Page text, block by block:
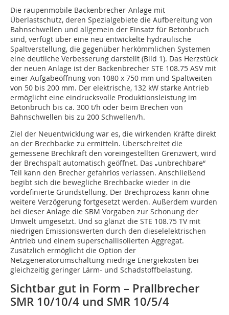
Die raupenmobile Backenbrecher-Anlage mit
Überlastschutz, deren Spezialgebiete die Aufbereitung von
Bahnschwellen und allgemein der Einsatz für Betonbruch
sind, verfügt über eine neu entwickelte hydraulische
Spaltverstellung, die gegenüber herkömmlichen Systemen
eine deutliche Verbesserung darstellt (Bild 1). Das Herzstück
der neuen Anlage ist der Backenbrecher STE 108.75 ASV mit
einer Aufgabeöffnung von 1080 x 750 mm und Spaltweiten
von 50 bis 200 mm. Der elektrische, 132 kW starke Antrieb
ermöglicht eine eindrucksvolle Produktionsleistung im
Betonbruch bis ca. 300 t/h oder beim Brechen von
Bahnschwellen bis zu 200 Schwellen/h.
Ziel der Neuentwicklung war es, die wirkenden Kräfte direkt
an der Brechbacke zu ermitteln. Überschreitet die
gemessene Brechkraft den voreingestellten Grenzwert, wird
der Brechspalt automatisch geöffnet. Das „unbrechbare“
Teil kann den Brecher gefahrlos verlassen. Anschließend
begibt sich die bewegliche Brechbacke wieder in die
vordefinierte Grundstellung. Der Brechprozess kann ohne
weitere Verzögerung fortgesetzt werden. Außerdem wurden
bei dieser Anlage die SBM Vorgaben zur Schonung der
Umwelt umgesetzt. Und so glänzt die STE 108.75 TV mit
niedrigen Emissionswerten durch den dieselelektrischen
Antrieb und einem superschallisolierten Aggregat.
Zusätzlich ermöglicht die Option der
Netzgeneratorumschaltung niedrige Energiekosten bei
gleichzeitig geringer Lärm- und Schadstoffbelastung.
Sichtbar gut in Form – Prallbrecher
SMR 10/10/4 und SMR 10/5/4